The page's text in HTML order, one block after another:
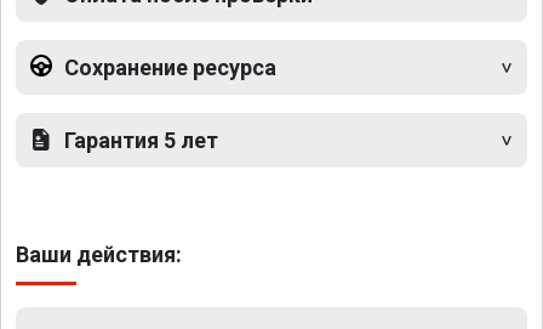
Сохранение ресурса
Гарантия 5 лет
Ваши действия: